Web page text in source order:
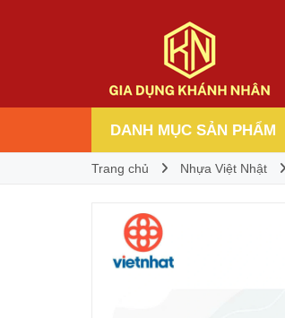
DANH MỤC SẢN PHẨM
Trang chủ Nhựa Việt Nhật
Giá bán: 3.000₫